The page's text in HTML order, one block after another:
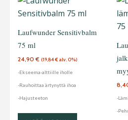
Laufwunder Sensitivbalm
75 ml
24,90€ (19,84€ alv. 0%)
-Ekseema-alttiille iholle
-Rauhoittaa ärtynyttä ihoa
-Hajusteeton -
-